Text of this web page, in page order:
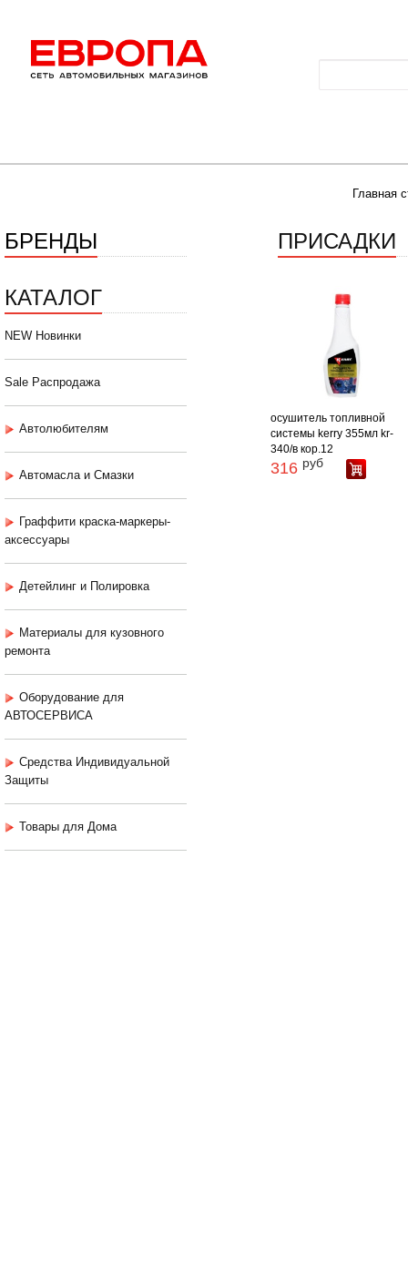
Главная
БРЕНДЫ
КАТАЛОГ
NEW Новинки
Sale Распродажа
Автолюбителям
Автомасла и Смазки
Граффити краска-маркеры-
аксессуары
Детейлинг и Полировка
Материалы для кузовного
ремонта
Оборудование для
АВТОСЕРВИСА
Средства Индивидуальной
Защиты
Товары для Дома
ПРИСАДКИ
осушитель топливной
системы kerry 355мл kr-
340/в кор.12
316 руб